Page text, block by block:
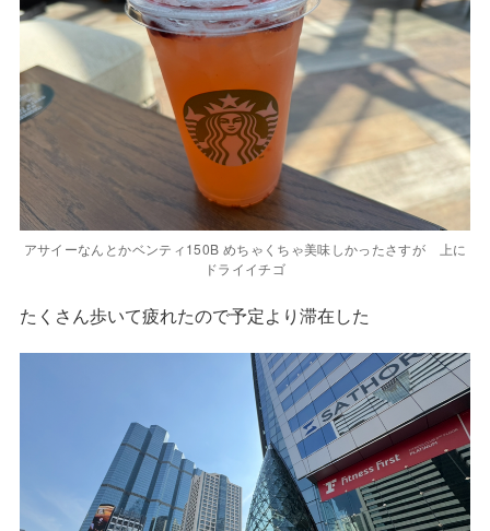
アサイーなんとかベンティ150B めちゃくちゃ美味しかったさすが 上に
ドライイチゴ
たくさん歩いて疲れたので予定より滞在した